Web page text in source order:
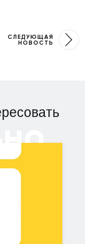
СЛЕДУЮЩАЯ
НОВОСТЬ